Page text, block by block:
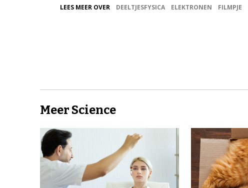
LEES MEER OVER DEELTJESFYSICA ELEKTRONEN FILMPJE
Meer Science